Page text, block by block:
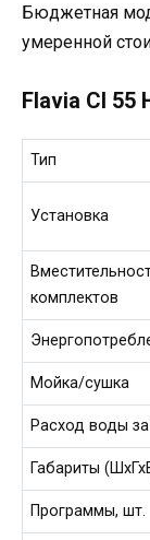
Бюджетная
умеренной
Flavia CI 55
Тип
Установка
комплектов
Мойка/сушка
Расход воды
Габариты
Программы, шт.